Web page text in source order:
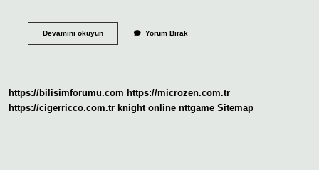
Devamını okuyunBerat
Yorum Bırak
https://bilisimforumu.com https://microzen.com.tr
https://cigerricco.com.tr knight online nttgame Sitemap